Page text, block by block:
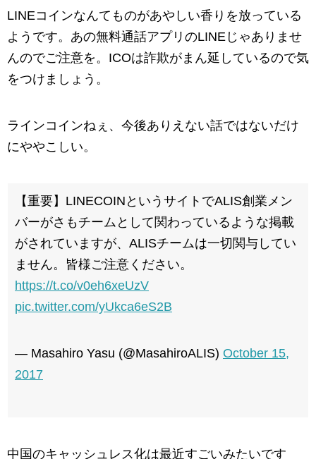
LINEコインなんてものがあやしい香りを放っている
ようです。あの無料通話アプリのLINEじゃありませ
んのでご注意を。ICOは詐欺がまん延しているので気
をつけましょう。
ラインコインねぇ、今後ありえない話ではないだけ
にややこしい。
【重要】LINECOINというサイトでALIS創業メン
バーがさもチームとして関わっているような掲載
がされていますが、ALISチームは一切関与してい
ません。皆様ご注意ください。
https://t.co/v0eh6xeUzV
pic.twitter.com/yUkca6eS2B
— Masahiro Yasu (@MasahiroALIS) October 15,
2017
中国のキャッシュレス化は最近すごいみたいです